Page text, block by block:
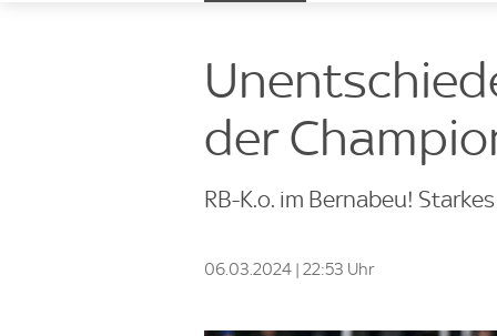
der
RB-K.o. im Bernabeu!
06.03.2024 | 22:53 Uhr